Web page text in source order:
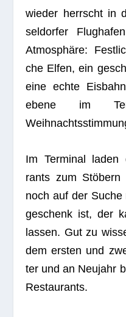
wie­der herrscht in
sel­dor­fer
Atmo­sphäre:
che Elfen, ein
eine echte
ebene im
Im Ter­mi­nal
rants zum
noch auf der
ge­schenk ist, der
las­sen. Gut zu
dem ers­ten und
ter und an Neu­jahr
Restaurants.